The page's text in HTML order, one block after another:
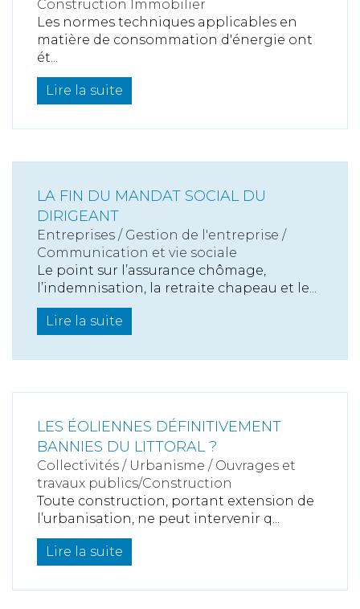
Construction Immobilier
Les normes techniques applicables en
matière de consommation d'énergie ont
ét...
Lire la suite
LA FIN DU MANDAT SOCIAL DU
DIRIGEANT
Entreprises / Gestion de l'entreprise /
Communication et vie sociale
Le point sur l’assurance chômage,
l’indemnisation, la retraite chapeau et le...
Lire la suite
LES ÉOLIENNES DÉFINITIVEMENT
BANNIES DU LITTORAL ?
Collectivités / Urbanisme / Ouvrages et
travaux publics/Construction
Toute construction, portant extension de
l’urbanisation, ne peut intervenir q...
Lire la suite